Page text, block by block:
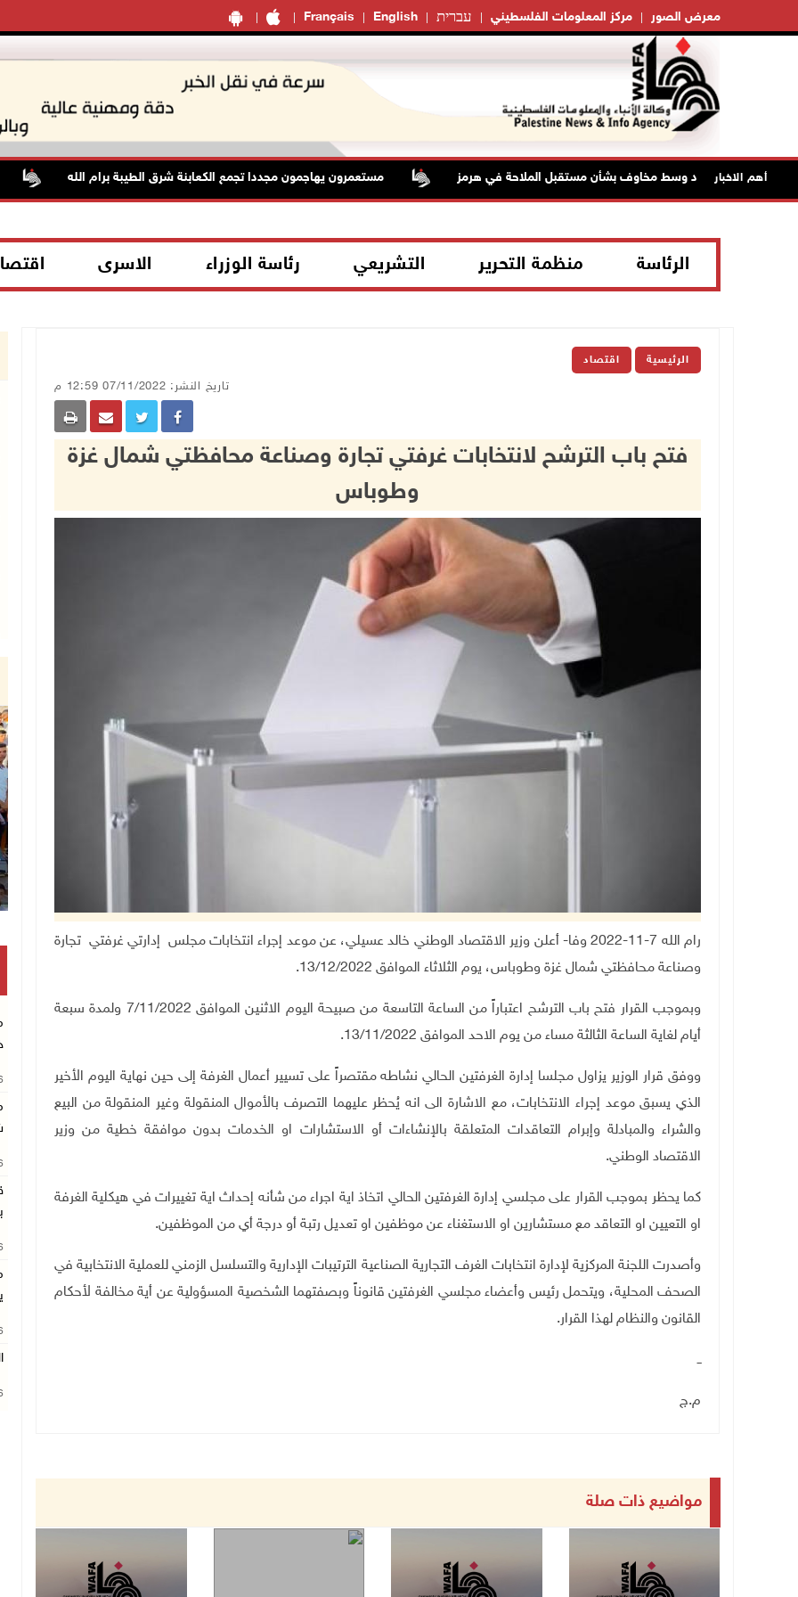
Français English עברית مركز المعلومات الفلسطيني معرض الصور
أهم الاخبار
تواصل الصعود وسط مخاوف بشأن مستقبل الملاحة في هرمز مستعمرون يهاجمون مجددا تجمع الكعابنة شرق الطيبة برام الله
الرئاسة منظمة التحرير التشريعي رئاسة الوزراء الاسرى
الرئيسية اقتصاد
تاريخ النشر: 07/11/2022 12:59 م
فتح باب الترشح لانتخابات غرفتي تجارة وصناعة محافظتي شمال غزة
وطوباس
رام الله 7-11-2022 وفا- أعلن وزير الاقتصاد الوطني خالد عسيلي، عن موعد إجراء انتخابات مجلس إدارتي غرفتي تجارة
وصناعة محافظتي شمال غزة وطوباس، يوم الثلاثاء الموافق 13/12/2022
.
وبموجب القرار فتح باب الترشح اعتباراً من الساعة التاسعة من صبيحة اليوم الاثنين الموافق 7/11/2022 ولمدة سبعة
أيام لغاية الساعة الثالثة مساء من يوم الاحد الموافق 13/11/2022
.
ووفق قرار الوزير يزاول مجلسا إدارة الغرفتين الحالي نشاطه مقتصراً على تسيير أعمال الغرفة إلى حين نهاية اليوم الأخير
الذي يسبق موعد إجراء الانتخابات، مع الاشارة الى انه يُحظر عليهما التصرف بالأموال المنقولة وغير المنقولة من البيع
والشراء والمبادلة وإبرام التعاقدات المتعلقة بالإنشاءات أو الاستشارات او الخدمات بدون موافقة خطية من وزير
الاقتصاد الوطني.
كما يحظر بموجب القرار على مجلسي إدارة الغرفتين الحالي اتخاذ اية اجراء من شأنه إحداث اية تغييرات في هيكلية الغرفة
او التعيين او التعاقد مع مستشارين او الاستغناء عن موظفين او تعديل رتبة أو درجة أي من الموظفين.
وأصدرت اللجنة المركزية لإدارة انتخابات الغرف التجارية الصناعية الترتيبات الإدارية والتسلسل الزمني للعملية الانتخابية في
الصحف المحلية، ويتحمل رئيس وأعضاء مجلسي الغرفتين قانوناً وبصفتهما الشخصية المسؤولية عن أية مخالفة لأحكام
القانون والنظام لهذا القرار.
ــ
م.ج
مواضيع ذات صلة